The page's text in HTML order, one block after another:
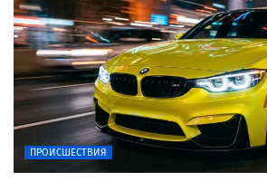
ПРОИСШЕСТВИЯ